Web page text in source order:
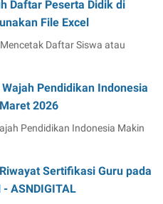
Daftar Peserta Didik di
File Excel
Daftar Siswa atau
Pendidikan Indonesia
2026
Pendidikan Indonesia Makin
Sertifikasi Guru pada
ASNDIGITAL